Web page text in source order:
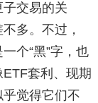
交易的关
多。不过，
个“黑”字，也
套利、现期
觉得它们不